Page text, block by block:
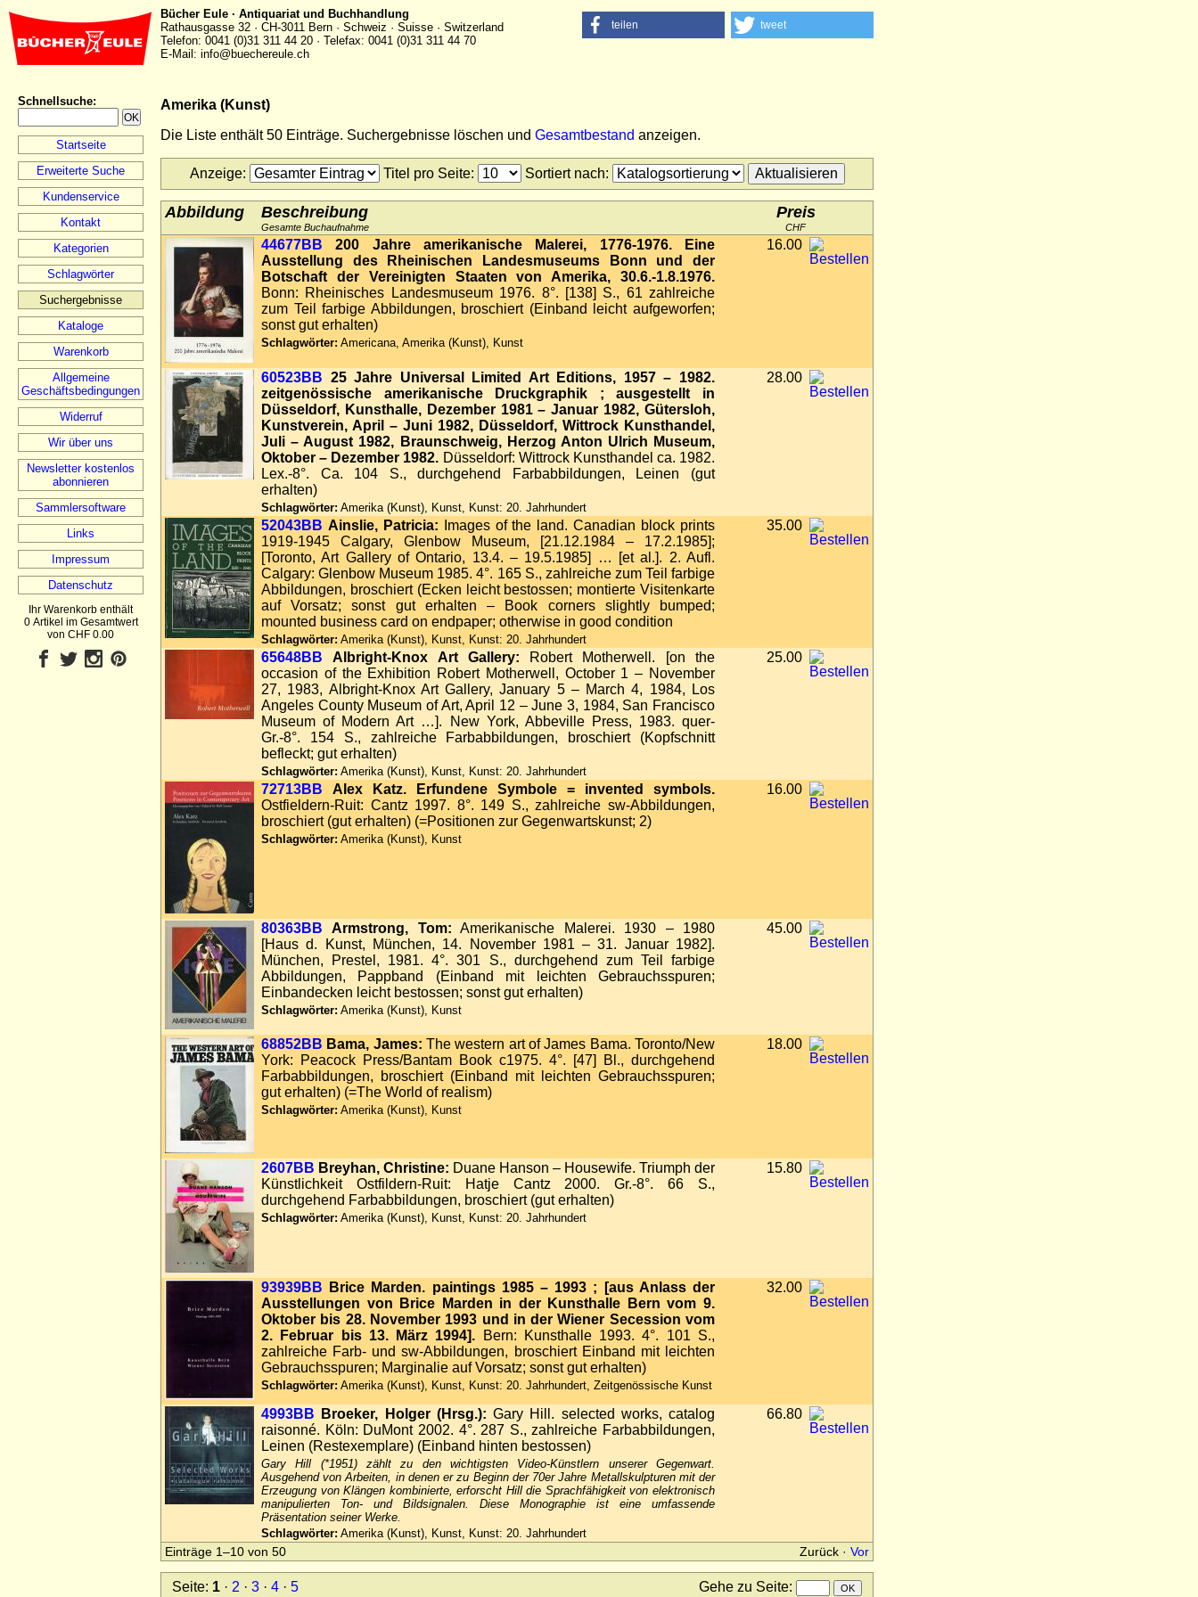
Bücher Eule · Antiquariat und Buchhandlung
Rathausgasse 32 · CH-3011 Bern · Schweiz · Suisse · Switzerland
Telefon: 0041 (0)31 311 44 20 · Telefax: 0041 (0)31 311 44 70
E-Mail: info@buechereule.ch
teilen tweet
Schnellsuche:
Startseite
Erweiterte Suche
Kundenservice
Kontakt
Kategorien
Schlagwörter
Suchergebnisse
Kataloge
Warenkorb
Allgemeine
Geschäftsbedingungen
Widerruf
Wir über uns
Newsletter kostenlos
abonnieren
Sammlersoftware
Links
Impressum
Datenschutz
Ihr Warenkorb enthält
0 Artikel im Gesamtwert
von CHF 0.00
Amerika (Kunst)
Die Liste enthält 50 Einträge. Suchergebnisse löschen und Gesamtbestand anzeigen.
Anzeige: Titel pro Seite: Sortiert nach:
Abbildung Beschreibung
Gesamte Buchaufnahme
Preis
CHF
44677BB
200 Jahre amerikanische Malerei, 1776-1976. Eine
Ausstellung des Rheinischen Landesmuseums Bonn und der
Botschaft der Vereinigten Staaten von Amerika, 30.6.-1.8.1976.
Bonn: Rheinisches Landesmuseum 1976. 8°. [138] S., 61 zahlreiche
zum Teil farbige Abbildungen, broschiert (Einband leicht aufgeworfen;
sonst gut erhalten)
Schlagwörter: Americana, Amerika (Kunst), Kunst
16.00
60523BB 25 Jahre Universal Limited Art Editions, 1957 – 1982.
zeitgenössische amerikanische Druckgraphik ; ausgestellt in
Düsseldorf, Kunsthalle, Dezember 1981 – Januar 1982, Gütersloh,
Kunstverein, April – Juni 1982, Düsseldorf, Wittrock Kunsthandel,
Juli – August 1982, Braunschweig, Herzog Anton Ulrich Museum,
Oktober – Dezember 1982. Düsseldorf: Wittrock Kunsthandel ca. 1982.
Lex.-8°. Ca. 104 S., durchgehend Farbabbildungen, Leinen (gut
erhalten)
Schlagwörter: Amerika (Kunst), Kunst, Kunst: 20. Jahrhundert
28.00
52043BB Ainslie, Patricia: Images of the land. Canadian block prints
1919-1945 Calgary, Glenbow Museum, [21.12.1984 – 17.2.1985];
[Toronto, Art Gallery of Ontario, 13.4. – 19.5.1985] … [et al.]. 2. Aufl.
Calgary: Glenbow Museum 1985. 4°. 165 S., zahlreiche zum Teil farbige
Abbildungen, broschiert (Ecken leicht bestossen; montierte Visitenkarte
auf Vorsatz; sonst gut erhalten – Book corners slightly bumped;
mounted business card on endpaper; otherwise in good condition
Schlagwörter: Amerika (Kunst), Kunst, Kunst: 20. Jahrhundert
35.00
65648BB Albright-Knox Art Gallery: Robert Motherwell. [on the
occasion of the Exhibition Robert Motherwell, October 1 – November
27, 1983, Albright-Knox Art Gallery, January 5 – March 4, 1984, Los
Angeles County Museum of Art, April 12 – June 3, 1984, San Francisco
Museum of Modern Art …]. New York, Abbeville Press, 1983. quer-
Gr.-8°. 154 S., zahlreiche Farbabbildungen, broschiert (Kopfschnitt
befleckt; gut erhalten)
Schlagwörter: Amerika (Kunst), Kunst, Kunst: 20. Jahrhundert
25.00
72713BB
Alex Katz. Erfundene Symbole = invented symbols.
Ostfieldern-Ruit: Cantz 1997. 8°. 149 S., zahlreiche sw-Abbildungen,
broschiert (gut erhalten) (=Positionen zur Gegenwartskunst; 2)
Schlagwörter: Amerika (Kunst), Kunst
16.00
80363BB Armstrong, Tom: Amerikanische Malerei. 1930 – 1980
[Haus d. Kunst, München, 14. November 1981 – 31. Januar 1982].
München, Prestel, 1981. 4°. 301 S., durchgehend zum Teil farbige
Abbildungen, Pappband (Einband mit leichten Gebrauchsspuren;
Einbandecken leicht bestossen; sonst gut erhalten)
Schlagwörter: Amerika (Kunst), Kunst
45.00
68852BB Bama, James: The western art of James Bama. Toronto/New
York: Peacock Press/Bantam Book c1975. 4°. [47] Bl., durchgehend
Farbabbildungen, broschiert (Einband mit leichten Gebrauchsspuren;
gut erhalten) (=The World of realism)
Schlagwörter: Amerika (Kunst), Kunst
18.00
2607BB Breyhan, Christine: Duane Hanson – Housewife. Triumph der
Künstlichkeit Ostfildern-Ruit: Hatje Cantz 2000. Gr.-8°. 66 S.,
durchgehend Farbabbildungen, broschiert (gut erhalten)
Schlagwörter: Amerika (Kunst), Kunst, Kunst: 20. Jahrhundert
15.80
93939BB
Brice Marden. paintings 1985 – 1993 ; [aus Anlass der
Ausstellungen von Brice Marden in der Kunsthalle Bern vom 9.
Oktober bis 28. November 1993 und in der Wiener Secession vom
2. Februar bis 13. März 1994]. Bern: Kunsthalle 1993. 4°. 101 S.,
zahlreiche Farb- und sw-Abbildungen, broschiert Einband mit leichten
Gebrauchsspuren; Marginalie auf Vorsatz; sonst gut erhalten)
Schlagwörter: Amerika (Kunst), Kunst, Kunst: 20. Jahrhundert, Zeitgenössische Kunst
32.00
4993BB Broeker, Holger (Hrsg.): Gary Hill. selected works, catalog
raisonné. Köln: DuMont 2002. 4°. 287 S., zahlreiche Farbabbildungen,
Leinen (Restexemplare) (Einband hinten bestossen)
Gary Hill (*1951) zählt zu den wichtigsten Video-Künstlern unserer Gegenwart.
Ausgehend von Arbeiten, in denen er zu Beginn der 70er Jahre Metallskulpturen mit der
Erzeugung von Klängen kombinierte, erforscht Hill die Sprachfähigkeit von elektronisch
manipulierten Ton- und Bildsignalen. Diese Monographie ist eine umfassende
Präsentation seiner Werke.
Schlagwörter: Amerika (Kunst), Kunst, Kunst: 20. Jahrhundert
66.80
Einträge 1–10 von 50 Zurück · Vor
Seite: 1 · 2 · 3 · 4 · 5 Gehe zu Seite: